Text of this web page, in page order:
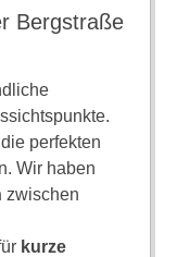
Bergstraße
perfekten
Wir haben
zwischen
kurze